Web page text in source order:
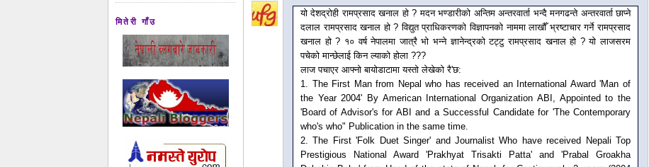
मितेरी गाँउ
यो देशद्रोही रामप्रसाद खनाल हो ? मदन भण्डारीको अन्तिम अन्तरवार्ता भन्दै मनगढन्ते अन्तरवार्ता छाप्ने
दलाल रामप्रसाद खनाल हो ? विद्युत प्राधिकरणको विज्ञापनको नाममा लाखौँ भ्रष्टाचार गर्ने रामप्रसाद
खनाल हो ? १० वर्ष नेपालमा जात्रै भो भन्ने ज्ञानेन्द्रको टट्टु रामप्रसाद खनाल हो ? यो लाजसरम
पचेको मान्छेलाई किन ल्याको होला ???
लाज पचाएर आफ्नो बायोडाटामा यस्तो लेखेको रै'छ:
1. The First Man from Nepal who has received an International Award 'Man of
the Year 2004' By American International Organization ABI, Appointed to the
'Board of Advisor's for ABI and a Successful Candidate for 'The Contemporary
who's who" Publication in the same time.
2. The First 'Folk Duet Singer' and Journalist Who have received Nepali Top
Prestigious National Award 'Prakhyat Trisakti Patta' and 'Prabal Groakha